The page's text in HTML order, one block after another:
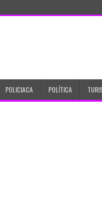
POLICIACA POLÍTICA